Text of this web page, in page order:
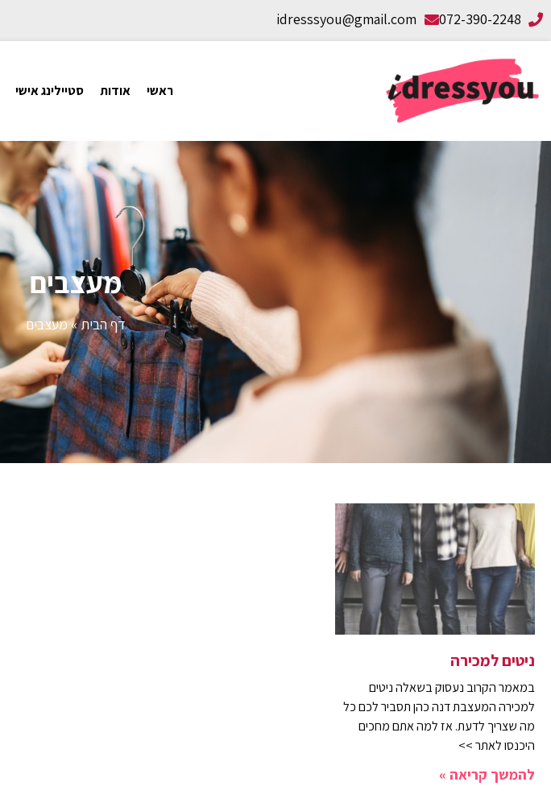
072-390-2248
idresssyou@gmail.com
ראשי אודות סטיילינג אישי
מעצבים
דף הבית»מעצבים
ניטים למכירה
במאמר הקרוב נעסוק בשאלה ניטים
למכירה המעצבת דנה כהן תסביר לכם כל
מה שצריך לדעת. אז למה אתם מחכים
היכנסו לאתר >>
להמשך קריאה »